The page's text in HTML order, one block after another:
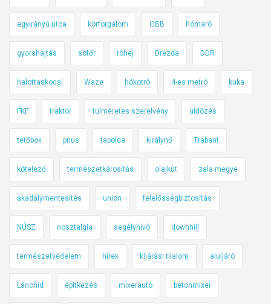
é
s
h
e
i
r
d
e
t
n
e
u
t
egyirányú utca körforgalom OBB hómaró
gyorshajtás sofőr röhej Drezda DDR
halottaskocsi Waze hókotró 4-es metró kuka
FKF traktor túlméretes szerelvény üldözés
tetőbox prius tapolca királynő Trabant
kötelező természetkárosítás olajkút zala megye
akadálymentesítés union felelősségbiztosítás
NÚSZ nosztalgia segélyhívó downhill
természetvédelem hírek kijárási tilalom aluljáró
Lánchíd építkezés mixerautó betonmixer